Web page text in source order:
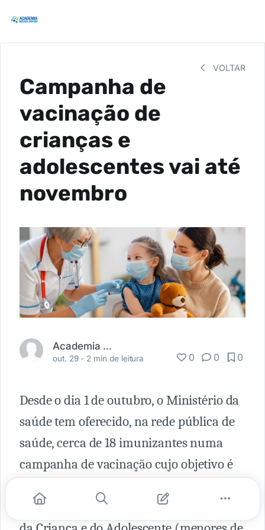
VOLTAR
Campanha de
vacinação de
crianças e
adolescentes vai até
novembro
Academia Médica
out. 29 - 2 min de leitura 0 0 0
Desde o dia 1 de outubro, o Ministério da
saúde tem oferecido, na rede pública de
saúde, cerca de 18 imunizantes numa
campanha de vacinação cujo objetivo é
atualização da Caderneta de Vacinação